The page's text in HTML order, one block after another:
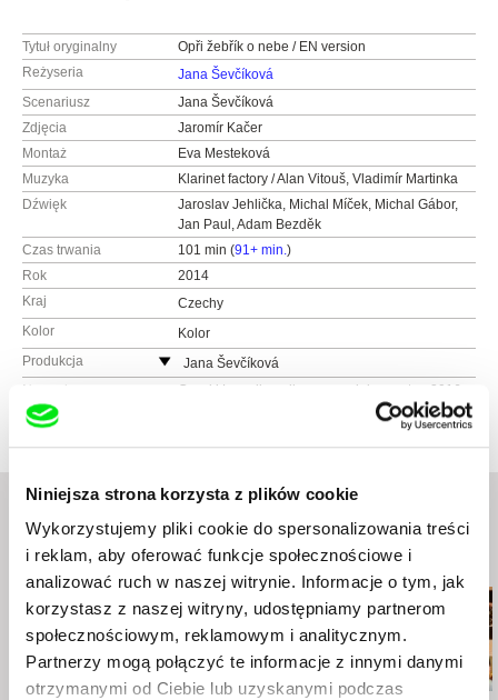
Niniejsza strona korzysta z plików cookie
Wykorzystujemy pliki cookie do spersonalizowania treści
i reklam, aby oferować funkcje społecznościowe i
analizować ruch w naszej witrynie. Informacje o tym, jak
korzystasz z naszej witryny, udostępniamy partnerom
społecznościowym, reklamowym i analitycznym.
Partnerzy mogą połączyć te informacje z innymi danymi
otrzymanymi od Ciebie lub uzyskanymi podczas
Tytuł oryginalny
Opři žebřík o nebe / EN version
Reżyseria
Jana Ševčíková
Scenariusz
Jana Ševčíková
Zdjęcia
Jaromír Kačer
Montaż
Eva Mesteková
Muzyka
Klarinet factory / Alan Vitouš, Vladimír Martinka
Dźwięk
Jaroslav Jehlička, Michal Míček, Michal Gábor,
Jan Paul, Adam Bezděk
Czas trwania
101 min (91+ min.)
Rok
2014
Kraj
Czechy
Kolor
Kolor
Produkcja
Jana Ševčíková
Czechy
Nagrody Czeski Lew dla najlepszego dokumentu - 2016
Podobne filmy (20)